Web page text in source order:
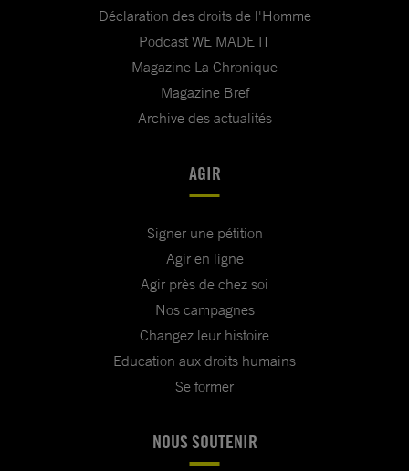
Déclaration des droits de l'Homme
Podcast WE MADE IT
Magazine La Chronique
Magazine Bref
Archive des actualités
AGIR
Signer une pétition
Agir en ligne
Agir près de chez soi
Nos campagnes
Changez leur histoire
Education aux droits humains
Se former
NOUS SOUTENIR